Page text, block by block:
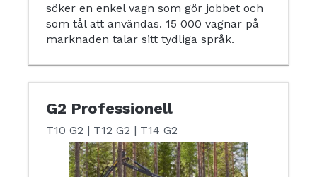
söker en enkel vagn som gör jobbet och
som tål att användas. 15 000 vagnar på
marknaden talar sitt tydliga språk.
G2 Professionell
T10 G2 | T12 G2 | T14 G2